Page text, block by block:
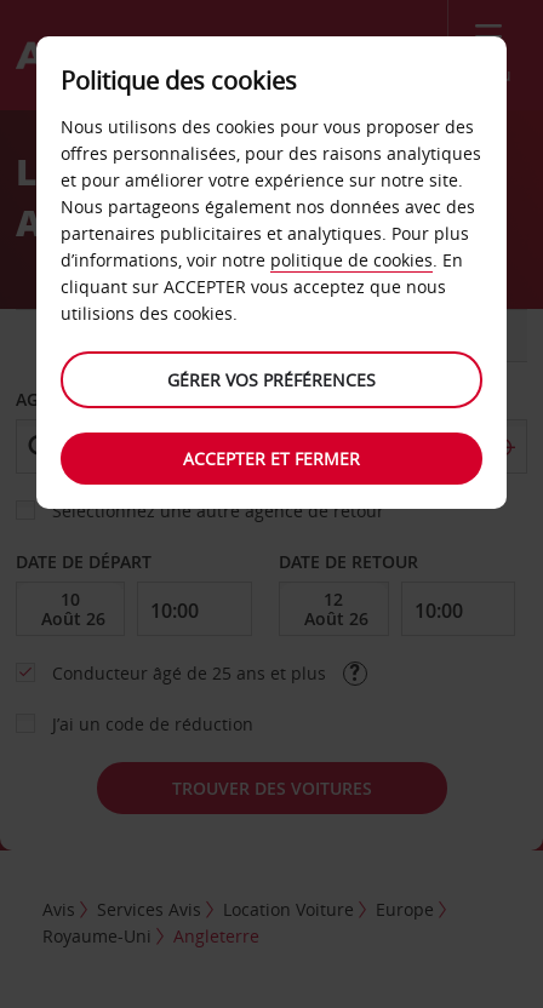
Menu
Welcome
AvisLocation de voiture en
Angleterre
AGENCE DE DÉPART
Sélectionnez une autre agence de retour
DATE DE DÉPART DATE DE RETOUR
Conducteur âgé de 25 ans et plus
J’ai un code de réduction
TROUVER DES VOITURES
Avis Services Avis Location Voiture
Europe
Royaume-Uni
Angleterre
Politique des cookies
Nous utilisons des cookies pour vous proposer des
offres personnalisées, pour des raisons analytiques
et pour améliorer votre expérience sur notre site.
Nous partageons également nos données avec des
partenaires publicitaires et analytiques. Pour plus
d’informations, voir notre politique de cookies. En
cliquant sur ACCEPTER vous acceptez que nous
utilisions des cookies.
GÉRER VOS PRÉFÉRENCES
ACCEPTER ET FERMER